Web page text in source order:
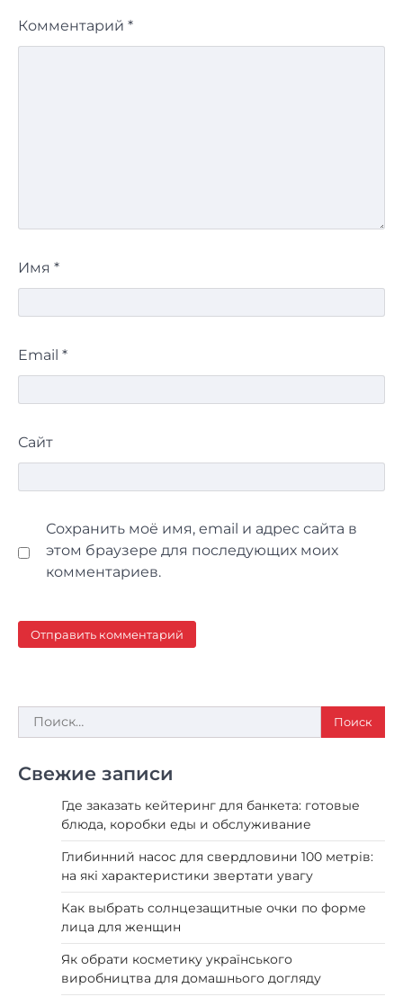
Комментарий *
Имя *
Email *
Сайт
Сохранить моё имя, email и адрес сайта в
этом браузере для последующих моих
комментариев.
Найти:
Свежие записи
Где заказать кейтеринг для банкета: готовые
блюда, коробки еды и обслуживание
Глибинний насос для свердловини 100 метрів:
на які характеристики звертати увагу
Как выбрать солнцезащитные очки по форме
лица для женщин
Як обрати косметику українського
виробництва для домашнього догляду